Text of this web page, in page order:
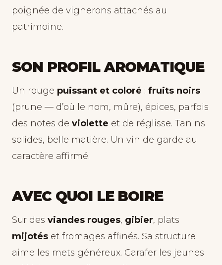
poignée de vignerons attachés au
patrimoine.
SON PROFIL AROMATIQUE
Un rouge puissant et coloré : fruits noirs
(prune — d’où le nom, mûre), épices, parfois
des notes de violette et de réglisse. Tanins
solides, belle matière. Un vin de garde au
caractère affirmé.
AVEC QUOI LE BOIRE
Sur des viandes rouges, gibier, plats
mijotés et fromages affinés. Sa structure
aime les mets généreux. Carafer les jeunes